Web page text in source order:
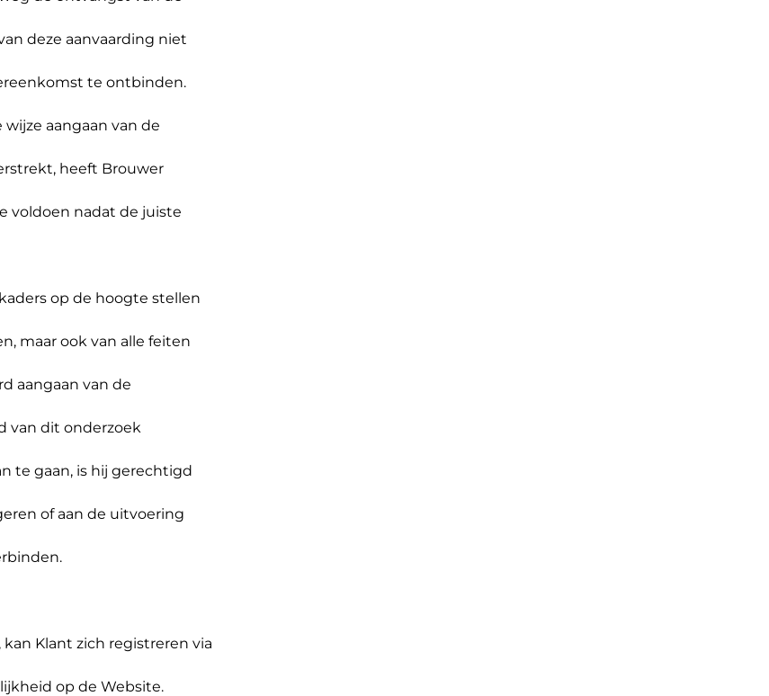
deze aanvaarding niet
te ontbinden.
aangaan van de
heeft Brouwer
voldoen nadat de juiste
op de hoogte stellen
maar ook van alle feiten
aangaan van de
van dit onderzoek
te gaan, is hij gerechtigd
of aan de uitvoering
Klant zich registreren via
op de Website.